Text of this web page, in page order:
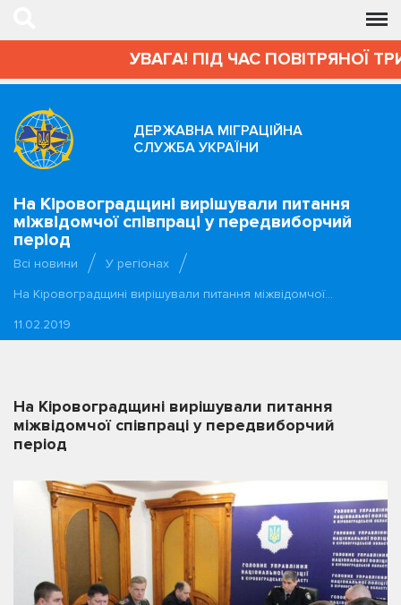
УВАГА! ПІД ЧАС ПОВІТРЯНОЇ
ДЕРЖАВНА МІГРАЦІЙНА
СЛУЖБА УКРАЇНИ
На Кіровоградщині вирішували питання
міжвідомчої співпраці у передвиборчий
період
Всі новини
У регіонах
На Кіровоградщині вирішували питання міжвідомчої…
11.02.2019
На Кіровоградщині вирішували питання
міжвідомчої співпраці у передвиборчий
період